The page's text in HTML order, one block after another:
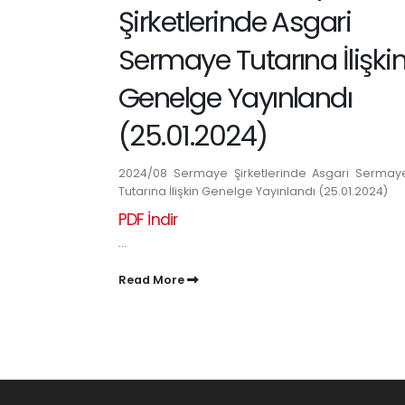
Şirketlerinde Asgari
Sermaye Tutarına
Genelge Yayınlandı
(25.01.2024)
2024/08 Sermaye Şirketlerinde Asgari
Tutarına İlişkin Genelge Yayınlandı (25.01.2024)
PDF İndir
...
Read More